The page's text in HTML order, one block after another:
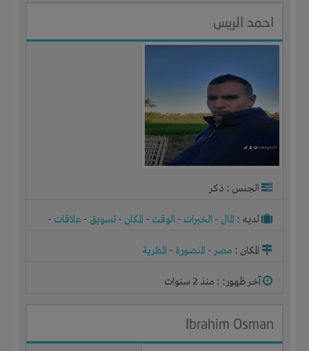
احمد الريس
الجنس : ذكر
لديـه : المال - الخبرات - الوقت - المكان - تسويق - علاقات -
المكان : مصر- المنصورة - المطرية
آخر ظهور: : منذ 2 سنوات
Ibrahim Osman